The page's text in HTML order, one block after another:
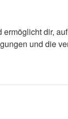
dir,
und die